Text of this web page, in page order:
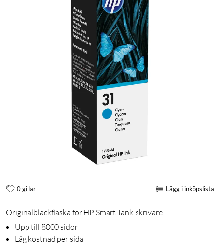
0 gillar Lägg i inköpslista
Originalbläckflaska för HP Smart Tank-skrivare
Upp till 8000 sidor
Låg kostnad per sida